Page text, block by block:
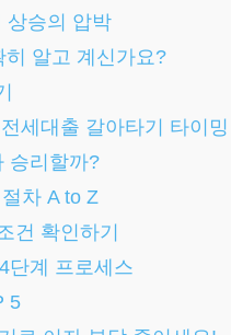
상승의 압박
알고 계신가요?
세대출 갈아타기 타이밍
승리할까?
차 A to Z
건 확인하기
단계 프로세스
5